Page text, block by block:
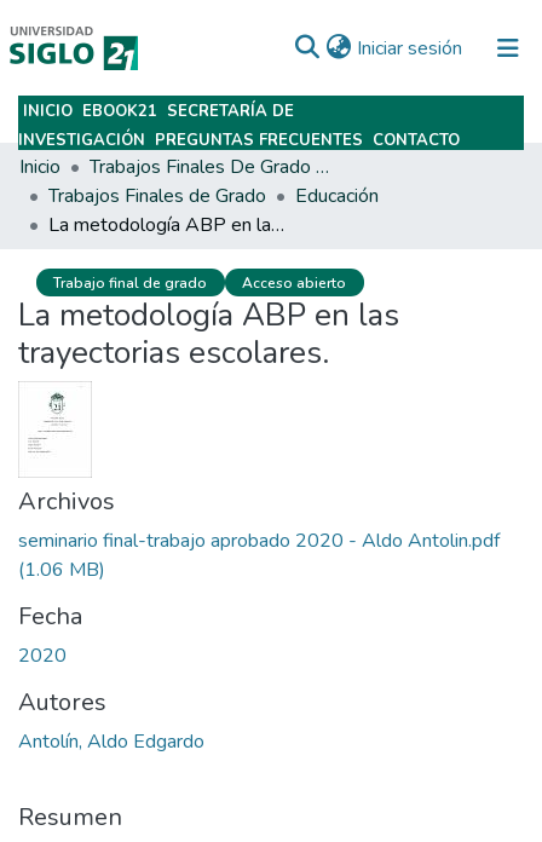
Iniciar sesión (current)
Subir
INICIO EBOOK21 SECRETARÍA DE
INVESTIGACIÓN PREGUNTAS FRECUENTES CONTACTO
Inicio
Trabajos Finales De Grado Y Posgrado
Trabajos Finales de Grado
Educación
La metodología ABP en las trayectorias escolares.
Trabajo final de grado Acceso abierto
La metodología ABP en las
trayectorias escolares.
Archivos
seminario final-trabajo aprobado 2020 - Aldo Antolin.pdf
(1.06 MB)
Fecha
2020
Autores
Antolín, Aldo Edgardo
Resumen